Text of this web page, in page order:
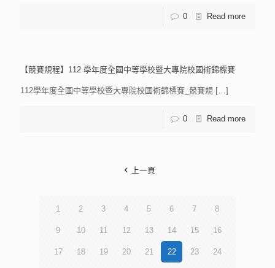
0 Read more
【競賽規程】112 學年度全國中等學校暨大專院校國術錦標賽
112學年度全國中等學校暨大專院校國術錦標賽_競賽規 […]
0 Read more
上一頁
1 2 3 4 5 6 7 8
9 10 11 12 13 14 15 16
17 18 19 20 21 22 23 24